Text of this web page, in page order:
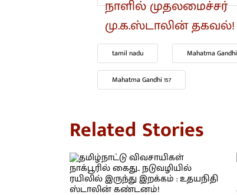
tamil nadu Mahatma Gandhi
Mahatma Gandhi 157
Related Stories